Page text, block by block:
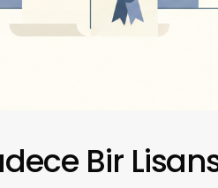
Bir